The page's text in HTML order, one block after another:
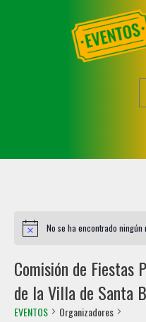
No se ha encontrado ningún
Comisión de Fiestas
de la Villa de Santa
EVENTOS
Organizadores